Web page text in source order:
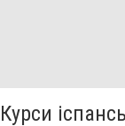
Курси